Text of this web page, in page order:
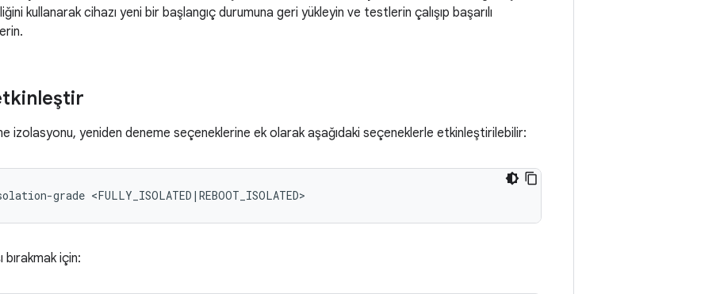
kullanarak cihazı yeni bir başlangıç durumuna geri yükleyin ve testlerin çalışıp başarılı
izolasyonu, yeniden deneme seçeneklerine ek olarak aşağıdaki seçeneklerle etkinleştirilebilir:
grade <FULLY_ISOLATED |
bırakmak için: